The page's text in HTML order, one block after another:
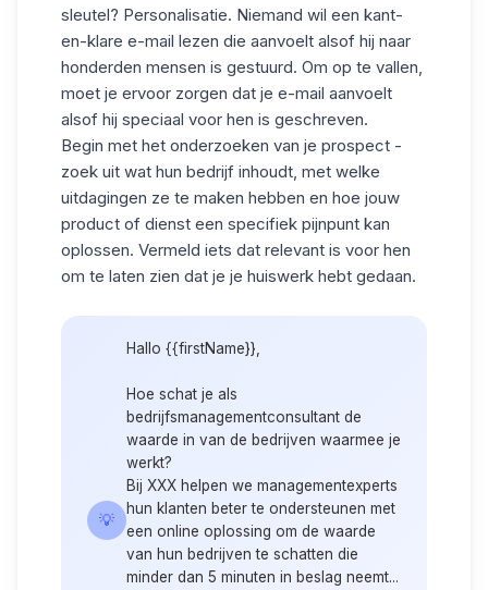
sleutel? Personalisatie. Niemand wil een kant-
en-klare e-mail lezen die aanvoelt alsof hij naar
honderden mensen is gestuurd. Om op te vallen,
moet je ervoor zorgen dat je e-mail aanvoelt
alsof hij speciaal voor hen is geschreven.
Begin met het onderzoeken van je prospect -
zoek uit wat hun bedrijf inhoudt, met welke
uitdagingen ze te maken hebben en hoe jouw
product of dienst een specifiek pijnpunt kan
oplossen. Vermeld iets dat relevant is voor hen
om te laten zien dat je je huiswerk hebt gedaan.
💡
Hallo {{firstName}},
Hoe schat je als
bedrijfsmanagementconsultant de
waarde in van de bedrijven waarmee je
werkt?
Bij XXX helpen we managementexperts
hun klanten beter te ondersteunen met
een online oplossing om de waarde
van hun bedrijven te schatten die
minder dan 5 minuten in beslag neemt...